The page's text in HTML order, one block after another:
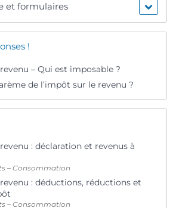
et formulaires
!
– Qui est imposable ?
de l’impôt sur le revenu ?
: déclaration et revenus à
– Consommation
: déductions, réductions et
– Consommation